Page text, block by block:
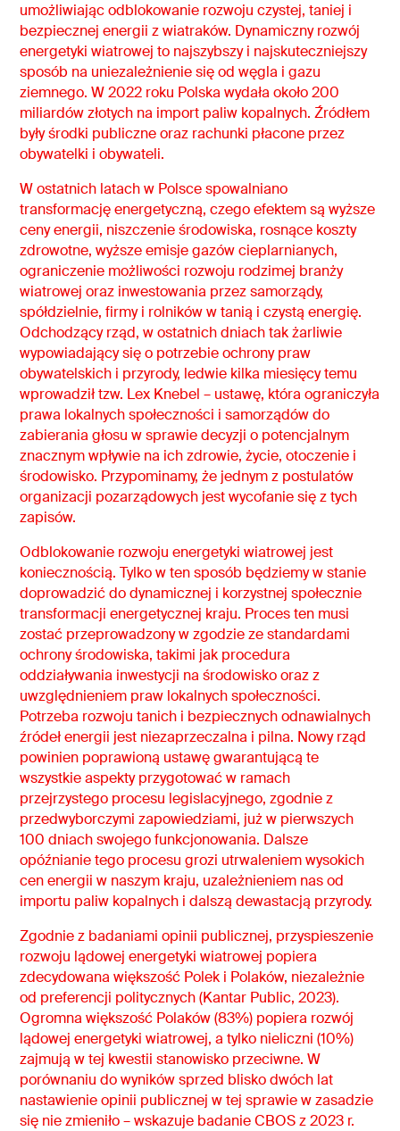
umożliwiając odblokowanie rozwoju czystej, taniej i
bezpiecznej energii z wiatraków. Dynamiczny rozwój
energetyki wiatrowej to najszybszy i najskuteczniejszy
sposób na uniezależnienie się od węgla i gazu
ziemnego. W 2022 roku Polska wydała około 200
miliardów złotych na import paliw kopalnych. Źródłem
były środki publiczne oraz rachunki płacone przez
obywatelki i obywateli.
W ostatnich latach w Polsce spowalniano
transformację energetyczną, czego efektem są wyższe
ceny energii, niszczenie środowiska, rosnące koszty
zdrowotne, wyższe emisje gazów cieplarnianych,
ograniczenie możliwości rozwoju rodzimej branży
wiatrowej oraz inwestowania przez samorządy,
spółdzielnie, firmy i rolników w tanią i czystą energię.
Odchodzący rząd, w ostatnich dniach tak żarliwie
wypowiadający się o potrzebie ochrony praw
obywatelskich i przyrody, ledwie kilka miesięcy temu
wprowadził tzw. Lex Knebel – ustawę, która ograniczyła
prawa lokalnych społeczności i samorządów do
zabierania głosu w sprawie decyzji o potencjalnym
znacznym wpływie na ich zdrowie, życie, otoczenie i
środowisko. Przypominamy, że jednym z postulatów
organizacji pozarządowych jest wycofanie się z tych
zapisów.
Odblokowanie rozwoju energetyki wiatrowej jest
koniecznością. Tylko w ten sposób będziemy w stanie
doprowadzić do dynamicznej i korzystnej społecznie
transformacji energetycznej kraju. Proces ten musi
zostać przeprowadzony w zgodzie ze standardami
ochrony środowiska, takimi jak procedura
oddziaływania inwestycji na środowisko oraz z
uwzględnieniem praw lokalnych społeczności.
Potrzeba rozwoju tanich i bezpiecznych odnawialnych
źródeł energii jest niezaprzeczalna i pilna. Nowy rząd
powinien poprawioną ustawę gwarantującą te
wszystkie aspekty przygotować w ramach
przejrzystego procesu legislacyjnego, zgodnie z
przedwyborczymi zapowiedziami, już w pierwszych
100 dniach swojego funkcjonowania. Dalsze
opóźnianie tego procesu grozi utrwaleniem wysokich
cen energii w naszym kraju, uzależnieniem nas od
importu paliw kopalnych i dalszą dewastacją przyrody.
Zgodnie z badaniami opinii publicznej, przyspieszenie
rozwoju lądowej energetyki wiatrowej popiera
zdecydowana większość Polek i Polaków, niezależnie
od preferencji politycznych (Kantar Public, 2023).
Ogromna większość Polaków (83%) popiera rozwój
lądowej energetyki wiatrowej, a tylko nieliczni (10%)
zajmują w tej kwestii stanowisko przeciwne. W
porównaniu do wyników sprzed blisko dwóch lat
nastawienie opinii publicznej w tej sprawie w zasadzie
się nie zmieniło – wskazuje badanie CBOS z 2023 r.